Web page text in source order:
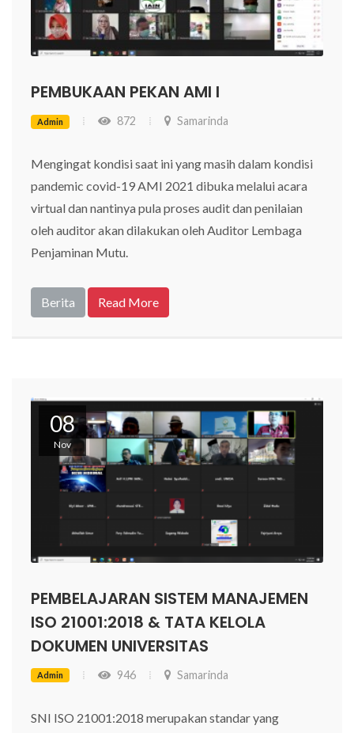
PEMBUKAAN PEKAN AMI I
Admin 872 Samarinda
Mengingat kondisi saat ini yang masih dalam kondisi
pandemic covid-19 AMI 2021 dibuka melalui acara
virtual dan nantinya pula proses audit dan penilaian
oleh auditor akan dilakukan oleh Auditor Lembaga
Penjaminan Mutu.
Berita Read More
08
Nov
PEMBELAJARAN SISTEM MANAJEMEN
ISO 21001:2018 & TATA KELOLA
DOKUMEN UNIVERSITAS
Admin 946 Samarinda
SNI ISO 21001:2018 merupakan standar yang